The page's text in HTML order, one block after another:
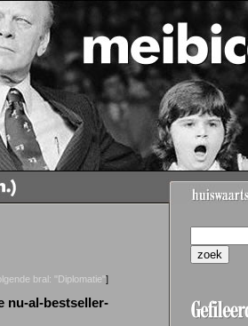
bral: "Diplomatie"]
nu-al-bestseller-